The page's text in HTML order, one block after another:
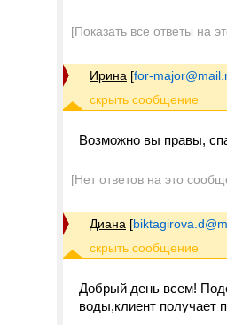
[Показать все ответы на
Ирина [for-
Возможно вы правы,
[Нет ответов на это
Диана [
Добрый день всем!
воды,клиент получает